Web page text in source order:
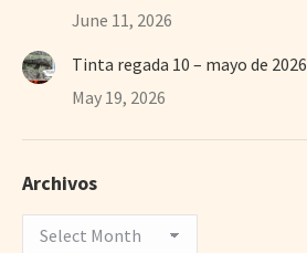
June 11, 2026
Tinta regada 10 – mayo de 2026
May 19, 2026
Archivos
Archivos